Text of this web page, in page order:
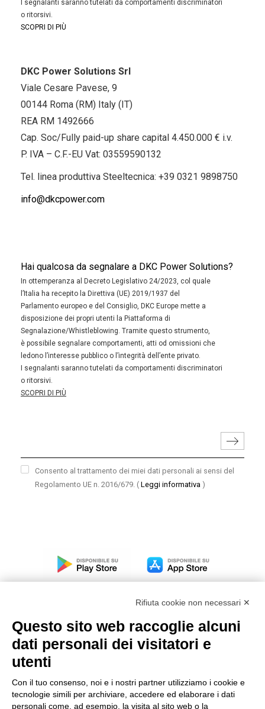
I segnalanti saranno tutelati da comportamenti discriminatori
o ritorsivi.
SCOPRI DI PIÙ
DKC Power Solutions Srl
Viale Cesare Pavese, 9
00144 Roma (RM) Italy (IT)
REA RM 1492666
Cap. Soc/Fully paid-up share capital 4.450.000 € i.v.
P. IVA – C.F.-EU Vat: 03559590132
Tel. linea produttiva Steeltecnica: +39 0321 9898750
info@dkcpower.com
Hai qualcosa da segnalare a DKC Power Solutions?
In ottemperanza al Decreto Legislativo 24/2023, col quale
l’Italia ha recepito la Direttiva (UE) 2019/1937 del
Parlamento europeo e del Consiglio, DKC Europe mette a
disposizione dei propri utenti la Piattaforma di
Segnalazione/Whistleblowing. Tramite questo strumento,
è possibile segnalare comportamenti, atti od omissioni che
ledono l’interesse pubblico o l’integrità dell’ente privato.
I segnalanti saranno tutelati da comportamenti discriminatori
o ritorsivi.
SCOPRI DI PIÙ
Consento al trattamento dei miei dati personali ai sensi del
Regolamento UE n. 2016/679. ( Leggi informativa )
Modello organizzativo, gestione e controllo – D. lgs.
Condizioni generali di vendita DKC Europe
Condizioni generali di vendita DKC Power Solutions
Rifiuta cookie non necessari ✕
Questo sito web raccoglie alcuni
dati personali dei visitatori e
utenti
Con il tuo consenso, noi e i nostri partner utilizziamo i cookie e
tecnologie simili per archiviare, accedere ed elaborare i dati
personali come, ad esempio, la visita al sito web o la